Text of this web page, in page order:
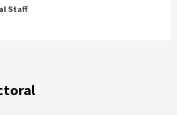
Staff